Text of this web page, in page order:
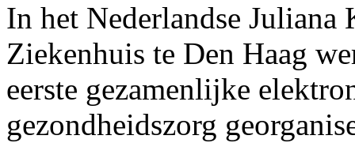
In het Nederlandse
Ziekenhuis te Den Haag
eerste gezamenlijke
gezondheidszorg